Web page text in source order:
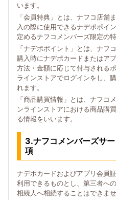
います。
「会員特典」とは、ナフコ店舗
入の際に使用できるナデポポイ
定めるナフコメンバーズ限定の
「ナデポポイント」とは、ナフ
購入時にナデポカードまたはア
方法・金額に応じて付与される
ラインストアでログインをし、
れます。
「商品購買情報」とは、ナフコ
ンラインストアにおける商品購
る情報をいいます。
3.ナフコメンバーズサ
項
ナデポカードおよびアプリ会員
利用できるものとし、第三者へ
相続人へ相続することはできませ